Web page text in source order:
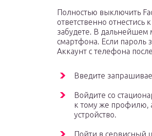
Полностью выключить
ответственно отнестись
забудете. В дальнейшем
смартфона. Если пароль
Аккаунт с телефона
Введите
Войдите со
к тому же профилю,
устройство.
Пойти в сервисный